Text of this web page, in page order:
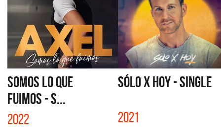
SOMOS LO QUE
FUIMOS - S...
2022
SÓLO X HOY - SINGLE
2021